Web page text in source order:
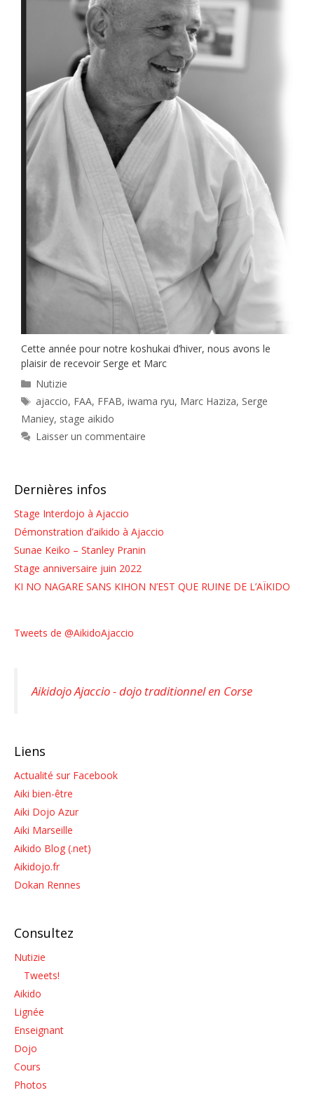
Cette année pour notre koshukai d’hiver, nous avons le
plaisir de recevoir Serge et Marc
Catégories
Nutizie
Étiquettes
ajaccio, FAA, FFAB,iwama ryu, Marc Haziza, Serge
Maniey, stage aikido
Laisser un commentaire
Dernières infos
Stage Interdojo à Ajaccio
Démonstration d’aikido à Ajaccio
Sunae Keiko – Stanley Pranin
Stage anniversaire juin 2022
KI NO NAGARE SANS KIHON N’EST QUE RUINE DE L’AÏKIDO
Tweets de @AikidoAjaccio
Aikidojo Ajaccio - dojo traditionnel en Corse
Liens
Actualité sur Facebook
Aiki bien-être
Aiki Dojo Azur
Aiki Marseille
Aikido Blog (.net)
Aikidojo.fr
Dokan Rennes
Consultez
Nutizie
Tweets!
Aikido
Lignée
Enseignant
Dojo
Cours
Photos